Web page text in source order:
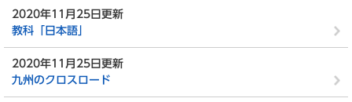
2020年11月25日更新
教科「日本語」
2020年11月25日更新
九州のクロスロード